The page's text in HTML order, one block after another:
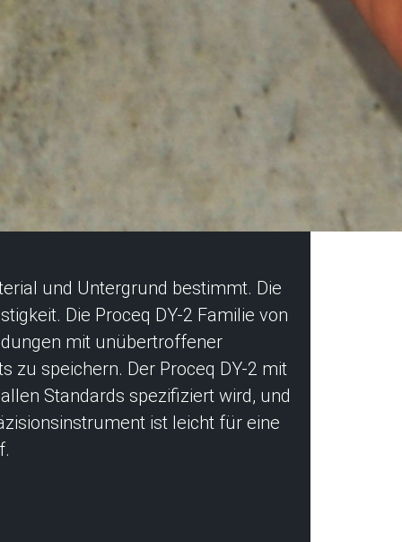
und Untergrund bestimmt. Die
Die Proceq DY-2 Familie von
mit unübertroffener
zu speichern. Der Proceq DY-2 mit
Standards spezifiziert wird, und
ist leicht für eine